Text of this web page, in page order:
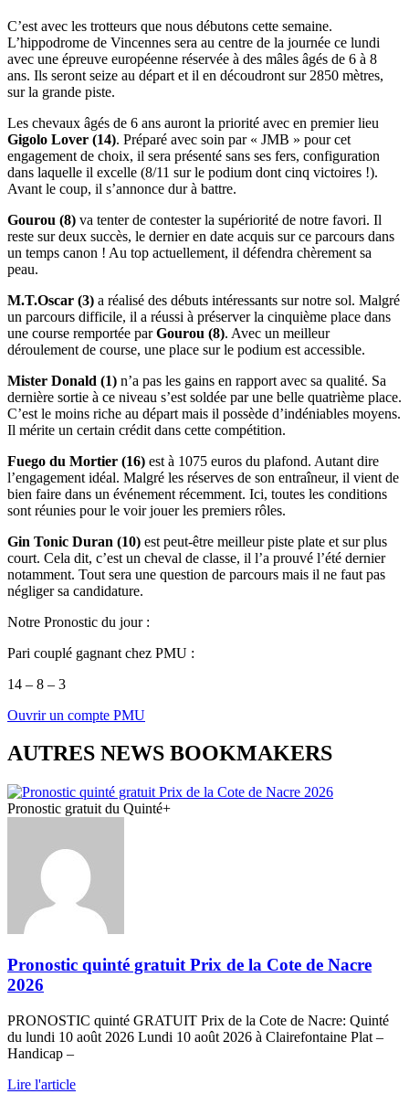
C’est avec les trotteurs que nous débutons cette semaine.
L’hippodrome de Vincennes sera au centre de la journée ce lundi
avec une épreuve européenne réservée à des mâles âgés de 6 à 8
ans. Ils seront seize au départ et il en découdront sur 2850 mètres,
sur la grande piste.
Les chevaux âgés de 6 ans auront la priorité avec en premier lieu
Gigolo Lover (14). Préparé avec soin par « JMB » pour cet
engagement de choix, il sera présenté sans ses fers, configuration
dans laquelle il excelle (8/11 sur le podium dont cinq victoires !).
Avant le coup, il s’annonce dur à battre.
Gourou (8) va tenter de contester la supériorité de notre favori. Il
reste sur deux succès, le dernier en date acquis sur ce parcours dans
un temps canon ! Au top actuellement, il défendra chèrement sa
peau.
M.T.Oscar (3) a réalisé des débuts intéressants sur notre sol. Malgré
un parcours difficile, il a réussi à préserver la cinquième place dans
une course remportée parGourou (8). Avec un meilleur
déroulement de course, une place sur le podium est accessible.
Mister Donald (1) n’a pas les gains en rapport avec sa qualité. Sa
dernière sortie à ce niveau s’est soldée par une belle quatrième place.
C’est le moins riche au départ mais il possède d’indéniables moyens.
Il mérite un certain crédit dans cette compétition.
Fuego du Mortier (16) est à 1075 euros du plafond. Autant dire
l’engagement idéal. Malgré les réserves de son entraîneur, il vient de
bien faire dans un événement récemment. Ici, toutes les conditions
sont réunies pour le voir jouer les premiers rôles.
Gin Tonic Duran (10) est peut-être meilleur piste plate et sur plus
court. Cela dit, c’est un cheval de classe, il l’a prouvé l’été dernier
notamment. Tout sera une question de parcours mais il ne faut pas
négliger sa candidature.
Notre Pronostic du jour :
Pari couplé gagnant chez PMU :
14 – 8 – 3
Ouvrir un compte PMU
AUTRES NEWS BOOKMAKERS
Pronostic gratuit du Quinté+
Pronostic quinté gratuit Prix de la Cote de Nacre
2026
PRONOSTIC quinté GRATUIT Prix de la Cote de Nacre: Quinté
du lundi 10 août 2026 Lundi 10 août 2026 à Clairefontaine Plat –
Handicap –
Lire l'article